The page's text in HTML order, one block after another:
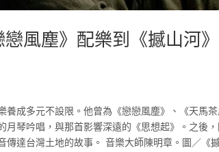
風塵》配樂到《撼山河
成多元不設限。他曾為《戀戀風塵》、《天馬
琴吟唱，與那首影響深遠的《思想起》。之後
達台灣土地的故事。 音樂大師陳明章。圖／《